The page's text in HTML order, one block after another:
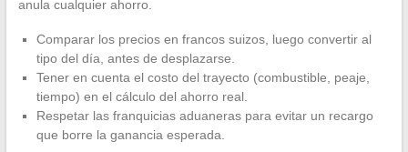
anula cualquier ahorro.
Comparar los precios en francos suizos, luego convertir al
tipo del día, antes de desplazarse.
Tener en cuenta el costo del trayecto (combustible, peaje,
tiempo) en el cálculo del ahorro real.
Respetar las franquicias aduaneras para evitar un recargo
que borre la ganancia esperada.